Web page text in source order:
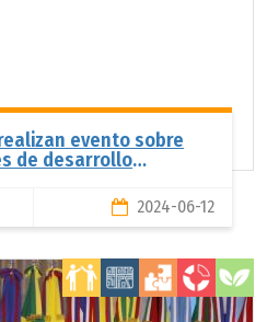
realizan evento sobre
de desarrollo
2024-06-12